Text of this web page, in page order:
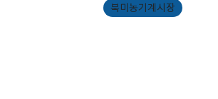
북미농기계시장